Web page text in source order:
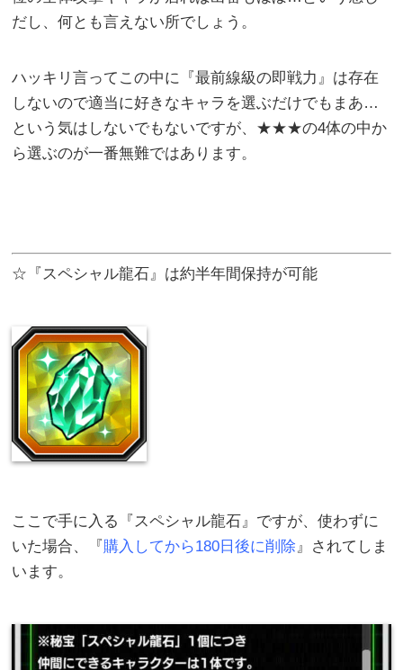
だし、何とも言えない所でしょう。
ハッキリ言ってこの中に『最前線級の即戦力』は存在
しないので適当に好きなキャラを選ぶだけでもまあ…
という気はしないでもないですが、★★★の4体の中か
ら選ぶのが一番無難ではあります。
☆『スペシャル龍石』は約半年間保持が可能
ここで手に入る『スペシャル龍石』ですが、使わずに
いた場合、『 購入してから180日後に削除』されてしま
います。